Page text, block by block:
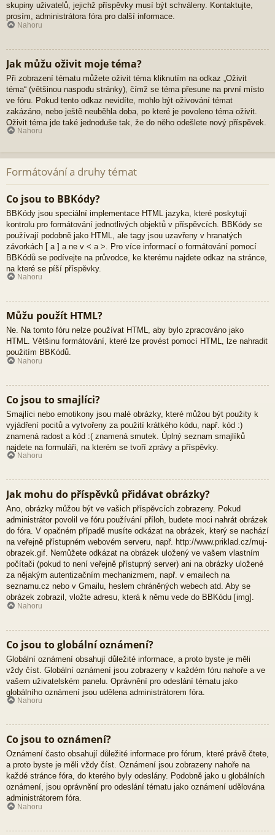
skupiny uživatelů, jejichž příspěvky musí být schváleny. Kontaktujte,
prosím, administrátora fóra pro další informace.
Nahoru
Jak můžu oživit moje téma?
Při zobrazení tématu můžete oživit téma kliknutím na odkaz „Oživit
téma“ (většinou naspodu stránky), čímž se téma přesune na první místo
ve fóru. Pokud tento odkaz nevidíte, mohlo být oživování témat
zakázáno, nebo ještě neuběhla doba, po které je povoleno téma oživit.
Oživit téma jde také jednoduše tak, že do něho odešlete nový příspěvek.
Nahoru
Formátování a druhy témat
Co jsou to BBKódy?
BBKódy jsou speciální implementace HTML jazyka, které poskytují
kontrolu pro formátování jednotlivých objektů v příspěvcích. BBKódy se
používají podobně jako HTML, ale tagy jsou uzavřeny v hranatých
závorkách [ a ] a ne v < a >. Pro více informací o formátování pomocí
BBKódů se podívejte na průvodce, ke kterému najdete odkaz na stránce,
na které se píší příspěvky.
Nahoru
Můžu použít HTML?
Ne. Na tomto fóru nelze používat HTML, aby bylo zpracováno jako
HTML. Většinu formátování, které lze provést pomocí HTML, lze nahradit
použitím BBKódů.
Nahoru
Co jsou to smajlíci?
Smajlíci nebo emotikony jsou malé obrázky, které můžou být použity k
vyjádření pocitů a vytvořeny za použití krátkého kódu, např. kód :)
znamená radost a kód :( znamená smutek. Úplný seznam smajlíků
najdete na formuláři, na kterém se tvoří zprávy a příspěvky.
Nahoru
Jak mohu do příspěvků přidávat obrázky?
Ano, obrázky můžou být ve vašich příspěvcích zobrazeny. Pokud
administrátor povolil ve fóru používání příloh, budete moci nahrát obrázek
do fóra. V opačném případě musíte odkázat na obrázek, který se nachází
na veřejně přístupném webovém serveru, např. http://www.priklad.cz/muj-
obrazek.gif. Nemůžete odkázat na obrázek uložený ve vašem vlastním
počítači (pokud to není veřejně přístupný server) ani na obrázky uložené
za nějakým autentizačním mechanizmem, např. v emailech na
seznamu.cz nebo v Gmailu, heslem chráněných webech atd. Aby se
obrázek zobrazil, vložte adresu, která k němu vede do BBKódu [img].
Nahoru
Co jsou to globální oznámení?
Globální oznámení obsahují důležité informace, a proto byste je měli
vždy číst. Globální oznámení jsou zobrazeny v každém fóru nahoře a ve
vašem uživatelském panelu. Oprávnění pro odeslání tématu jako
globálního oznámení jsou udělena administrátorem fóra.
Nahoru
Co jsou to oznámení?
Oznámení často obsahují důležité informace pro fórum, které právě čtete,
a proto byste je měli vždy číst. Oznámení jsou zobrazeny nahoře na
každé stránce fóra, do kterého byly odeslány. Podobně jako u globálních
oznámení, jsou oprávnění pro odeslání tématu jako oznámení udělována
administrátorem fóra.
Nahoru